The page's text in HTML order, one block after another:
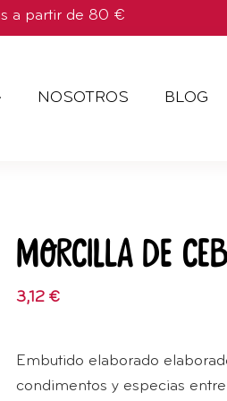
a partir de 80 €
NOSOTROS BLOG
Morcilla de
3,12 €
Embutido elaborado
condimentos y especias